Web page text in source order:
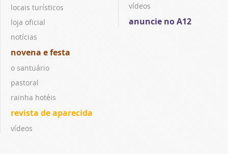
locais turísticos
loja oficial
notícias
novena e festa
o santuário
pastoral
rainha hotéis
revista de aparecida
vídeos
vídeos
anuncie no A12